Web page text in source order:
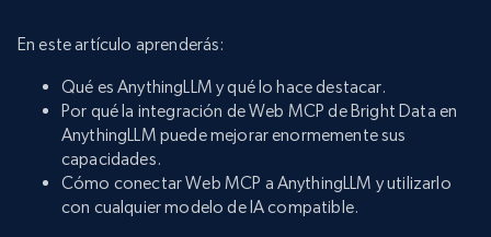
En este artículo aprenderás:
Qué es AnythingLLM y qué lo hace destacar.
Por qué la integración de Web MCP de Bright Data en
AnythingLLM puede mejorar enormemente sus
capacidades.
Cómo conectar Web MCP a AnythingLLM y utilizarlo
con cualquier modelo de IA compatible.